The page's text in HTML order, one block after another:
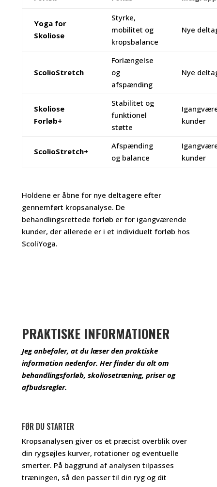
Yoga for
Skoliose
Styrke,
mobilitet og
kropsbalance
Nye
ScolioStretch
Forlængelse
og
afspænding
Nye
Skoliose
Forløb+
Stabilitet og
funktionel
støtte
kunder
ScolioStretch+
Afspænding
og balance
kunder
Holdene er åbne for nye deltagere efter
gennemført kropsanalyse. De
behandlingsrettede forløb er for igangværende
kunder, der allerede er i et individuelt forløb hos
ScoliYoga.
PRAKTISKE INFORMATIONER
Jeg anbefaler, at du læser den praktiske
information nedenfor. Her finder du alt om
behandlingsforløb, skoliosetræning, priser og
afbudsregler.
FØR DU STARTER
Kropsanalysen giver os et præcist overblik over
din rygsøjles kurver, rotationer og eventuelle
smerter. På baggrund af analysen tilpasses
træningen, så den passer til din ryg og dit